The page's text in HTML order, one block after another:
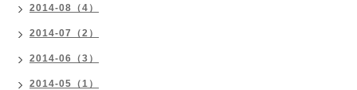
2014-08（4）
2014-07（2）
2014-06（3）
2014-05（1）